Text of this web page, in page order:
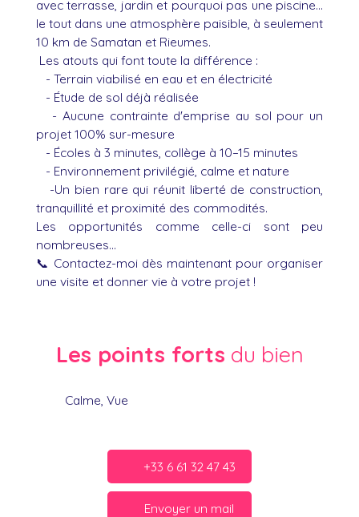
avec terrasse, jardin et pourquoi pas une piscine...
le tout dans une atmosphère paisible, à seulement
10 km de Samatan et Rieumes.
Les atouts qui font toute la différence :
- Terrain viabilisé en eau et en électricité
- Étude de sol déjà réalisée
- Aucune contrainte d'emprise au sol pour un
projet 100% sur-mesure
- Écoles à 3 minutes, collège à 10–15 minutes
- Environnement privilégié, calme et nature
-Un bien rare qui réunit liberté de construction,
tranquillité et proximité des commodités.
Les opportunités comme celle-ci sont peu
nombreuses...
📞 Contactez-moi dès maintenant pour organiser
une visite et donner vie à votre projet !
Les points forts du bien
Calme, Vue
+33 6 61 32 47 43
Envoyer un mail